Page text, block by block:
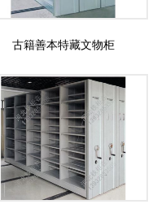
古籍善本特藏文物柜